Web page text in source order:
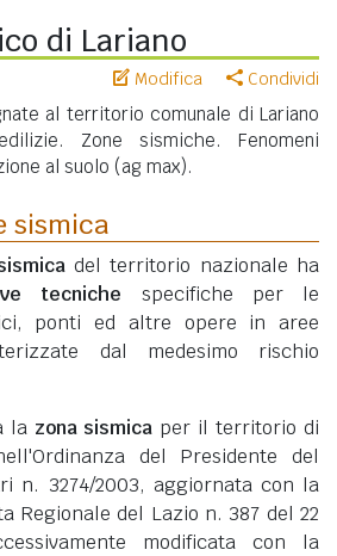
di Lariano
Modifica Condividi
al territorio comunale di Lariano
Zone sismiche. Fenomeni
al suolo (ag max).
sismica
del territorio nazionale ha
tecniche specifiche per le
ponti ed altre opere in aree
dal medesimo rischio
la zona sismica per il territorio di
del Presidente del
n. 3274/2003, aggiornata con la
Regionale del Lazio n. 387 del 22
modificata con la